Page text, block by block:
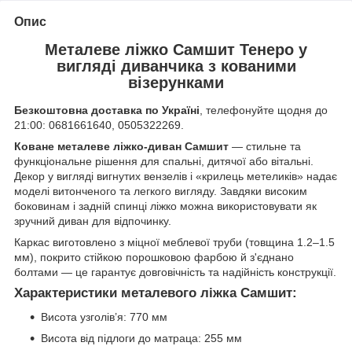
Опис
Металеве ліжко Самшит Тенеро у
вигляді диванчика з кованими
візерунками
Безкоштовна доставка по Україні, телефонуйте щодня до
21:00: 0681661640, 0505322269.
Коване металеве ліжко-диван Самшит — стильне та
функціональне рішення для спальні, дитячої або вітальні.
Декор у вигляді вигнутих вензелів і «крилець метеликів» надає
моделі витонченого та легкого вигляду. Завдяки високим
боковинам і задній спинці ліжко можна використовувати як
зручний диван для відпочинку.
Каркас виготовлено з міцної меблевої труби (товщина 1.2–1.5
мм), покрито стійкою порошковою фарбою й з'єднано
болтами — це гарантує довговічність та надійність конструкції.
Характеристики металевого ліжка Самшит:
Висота узголів’я: 770 мм
Висота від підлоги до матраца: 255 мм